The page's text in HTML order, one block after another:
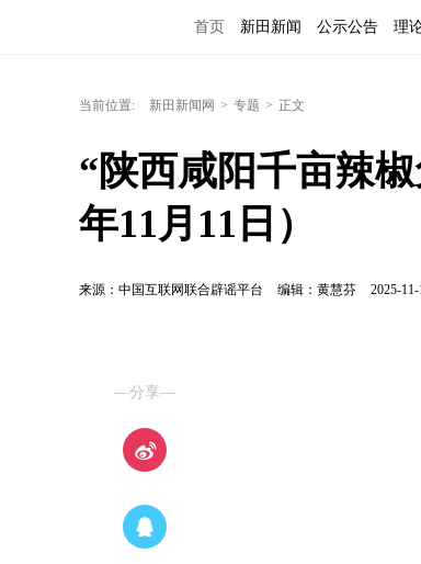
首页 新田新闻 公示公告 理
当前位置: 新田新闻网 > 专题 > 正文
“陕西咸阳千亩辣
年11月11日）
来源：中国互联网联合辟谣平台 编辑：黄慧芬 2025-
—分享—